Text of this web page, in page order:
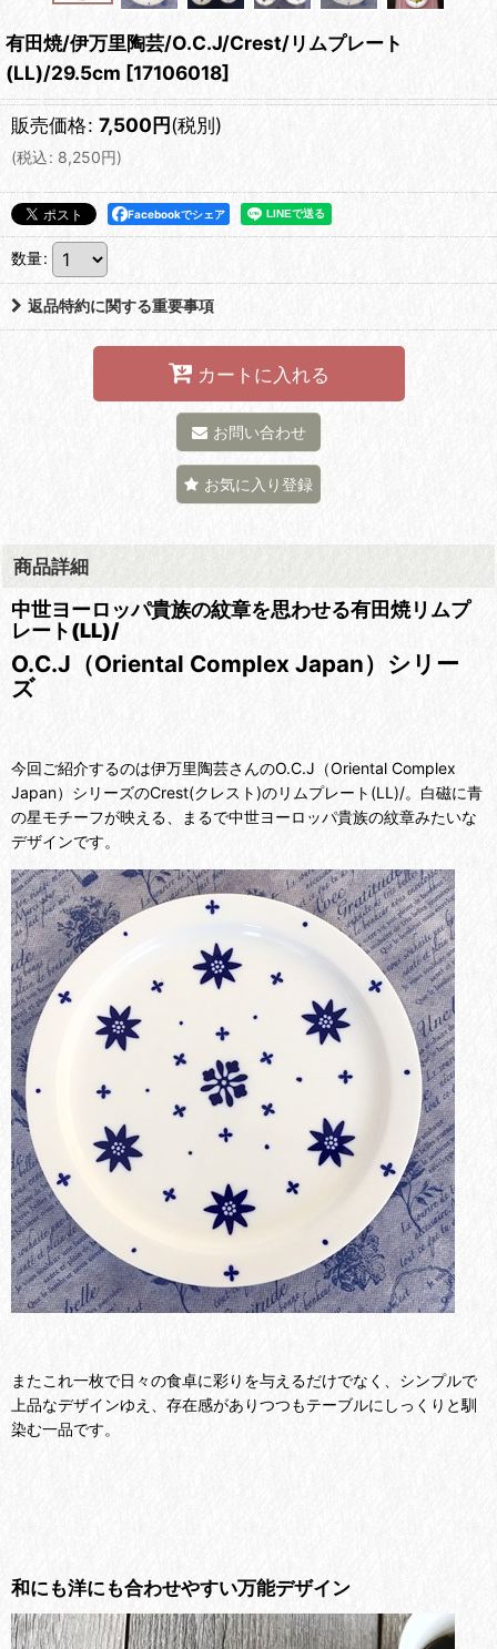
有田焼/伊万里陶芸/O.C.J/Crest/リムプレート
(LL)/29.5cm [17106018]
販売価格: 7,500円(税別)
(税込: 8,250円)
Facebookでシェア
数量:
返品特約に関する重要事項
カートに入れる
お問い合わせ
お気に入り登録
商品詳細
中世ヨーロッパ貴族の紋章を思わせる有田焼リムプ
レート(LL)/
O.C.J（Oriental Complex Japan）シリー
ズ
今回ご紹介するのは伊万里陶芸さんのO.C.J（Oriental Complex
Japan）シリーズのCrest(クレスト)のリムプレート(LL)/。白磁に青
の星モチーフが映える、まるで中世ヨーロッパ貴族の紋章みたいな
デザインです。
またこれ一枚で日々の食卓に彩りを与えるだけでなく、シンプルで
上品なデザインゆえ、存在感がありつつもテーブルにしっくりと馴
染む一品です。
和にも洋にも合わせやすい万能デザイン